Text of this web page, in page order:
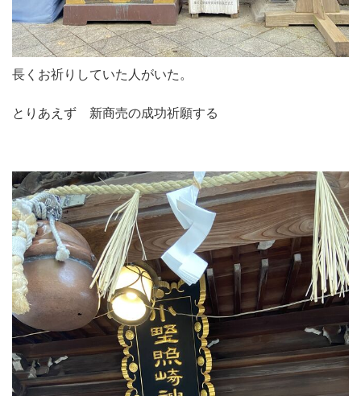
長くお祈りしていた人がいた。
とりあえず 新商売の成功祈願する